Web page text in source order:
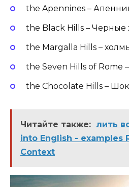
the Apennines –
the Black Hills – Черные
the Margalla Hills –
the Seven Hills of Rome
the Chocolate Hills –
Читайте также: лить
into English - examples
Context